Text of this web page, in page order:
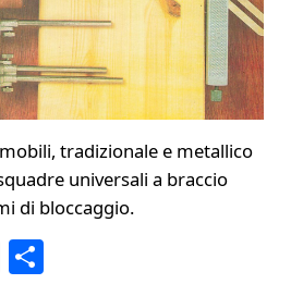
tradizionale e metallico
universali a braccio
di bloccaggio.
E C